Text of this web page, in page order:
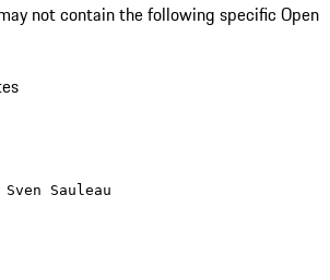
not contain the following specific Open
Sauleau